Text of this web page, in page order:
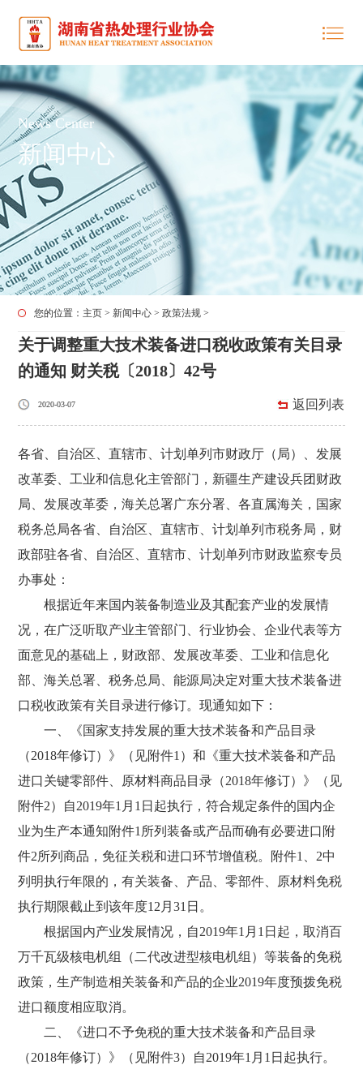
News Center
新闻中心
您的位置： 主页 > 新闻中心 >政策法规 >
关于调整重大技术装备进口税收政策有关目录
的通知 财关税〔2018〕42号
2020-03-07 返回列表
各省、自治区、直辖市、计划单列市财政厅（局）、发展
改革委、工业和信息化主管部门，新疆生产建设兵团财政
局、发展改革委，海关总署广东分署、各直属海关，国家
税务总局各省、自治区、直辖市、计划单列市税务局，财
政部驻各省、自治区、直辖市、计划单列市财政监察专员
办事处：
根据近年来国内装备制造业及其配套产业的发展情
况，在广泛听取产业主管部门、行业协会、企业代表等方
面意见的基础上，财政部、发展改革委、工业和信息化
部、海关总署、税务总局、能源局决定对重大技术装备进
口税收政策有关目录进行修订。现通知如下：
一、《国家支持发展的重大技术装备和产品目录
（2018年修订）》（见附件1）和《重大技术装备和产品
进口关键零部件、原材料商品目录（2018年修订）》（见
附件2）自2019年1月1日起执行，符合规定条件的国内企
业为生产本通知附件1所列装备或产品而确有必要进口附
件2所列商品，免征关税和进口环节增值税。附件1、2中
列明执行年限的，有关装备、产品、零部件、原材料免税
执行期限截止到该年度12月31日。
根据国内产业发展情况，自2019年1月1日起，取消百
万千瓦级核电机组（二代改进型核电机组）等装备的免税
政策，生产制造相关装备和产品的企业2019年度预拨免税
进口额度相应取消。
二、《进口不予免税的重大技术装备和产品目录
（2018年修订）》（见附件3）自2019年1月1日起执行。